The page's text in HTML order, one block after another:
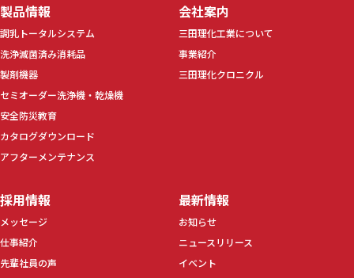
製品情報
調乳トータルシステム
洗浄滅菌済み消耗品
製剤機器
セミオーダー洗浄機・乾燥機
安全防災教育
カタログダウンロード
アフターメンテナンス
会社案内
三田理化工業について
事業紹介
三田理化クロニクル
採用情報
メッセージ
仕事紹介
先輩社員の声
最新情報
お知らせ
ニュースリリース
イベント